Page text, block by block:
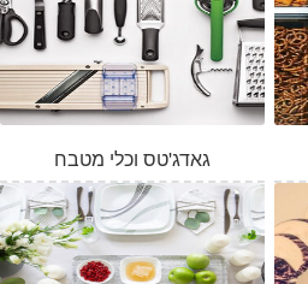
גאדג'טס וכלי מטבח